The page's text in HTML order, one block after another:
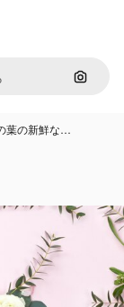
画像で
葉の新鮮な…